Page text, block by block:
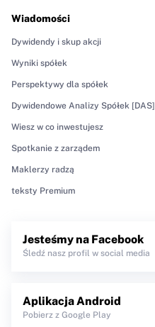
Wiadomości
Dywidendy i skup akcji
Wyniki spółek
Perspektywy dla spółek
Dywidendowe Analizy Spółek [DAS]
Wiesz w co inwestujesz
Spotkanie z zarządem
Maklerzy radzą
teksty Premium
Jesteśmy na Facebook
Śledź nasz profil w social media
Aplikacja Android
Pobierz z Google Play